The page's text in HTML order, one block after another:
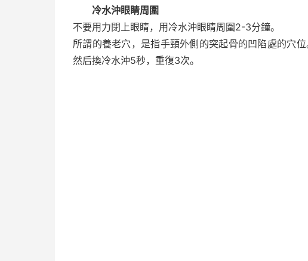
冷水沖眼睛周圍
不要用力閉上眼睛，用冷水沖眼睛周圍2-3分鐘。
所謂的養老穴，是指手頸外側的突起骨的凹陷處的穴位
然后換冷水沖5秒，重復3次。